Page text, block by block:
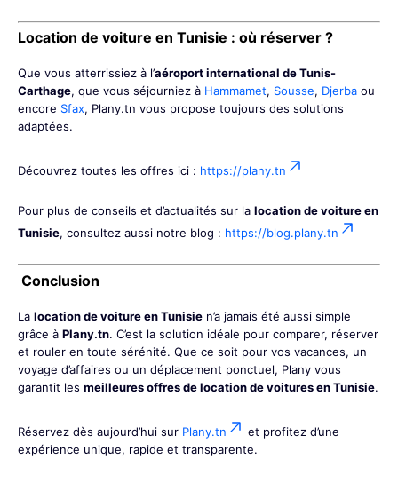
Location de voiture en Tunisie : où réserver ?
Que vous atterrissiez à l’aéroport international de Tunis-
Carthage, que vous séjourniez à Hammamet, Sousse, Djerba ou
encore Sfax, Plany.tn vous propose toujours des solutions
adaptées.
Découvrez toutes les offres ici : https://plany.tn
Pour plus de conseils et d’actualités sur la location de voiture en
Tunisie, consultez aussi notre blog : https://blog.plany.tn
Conclusion
La location de voiture en Tunisie n’a jamais été aussi simple
grâce à Plany.tn. C’est la solution idéale pour comparer, réserver
et rouler en toute sérénité. Que ce soit pour vos vacances, un
voyage d’affaires ou un déplacement ponctuel, Plany vous
garantit les meilleures offres de location de voitures en Tunisie.
Réservez dès aujourd’hui sur Plany.tn
et profitez d’une
expérience unique, rapide et transparente.